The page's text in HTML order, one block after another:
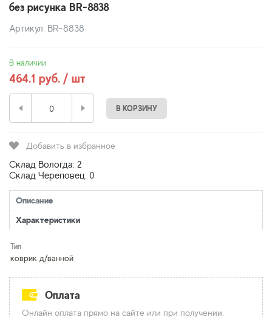
без рисунка BR-8838
Артикул: BR-8838
В наличии
464.1 руб. / шт
В КОРЗИНУ
Добавить в избранное
Склад Вологда: 2
Склад Череповец: 0
Описание
Характеристики
Тип
коврик д/ванной
Оплата
Онлайн оплата прямо на сайте или при получении.